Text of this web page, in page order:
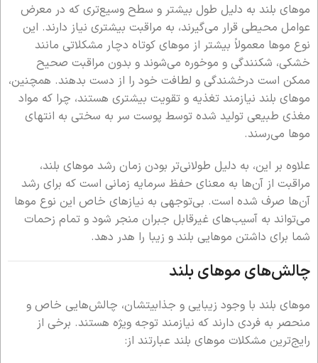
موهای بلند به دلیل طول بیشتر و سطح وسیع‌تری که در معرض
عوامل محیطی قرار می‌گیرند، به مراقبت بیشتری نیاز دارند. این
نوع موها معمولاً بیشتر از موهای کوتاه دچار مشکلاتی مانند
خشکی، شکنندگی و موخوره می‌شوند و بدون مراقبت صحیح
ممکن است درخشندگی و لطافت خود را از دست بدهند. همچنین،
موهای بلند نیازمند تغذیه و تقویت بیشتری هستند، چرا که مواد
مغذی طبیعی تولید شده توسط پوست سر به سختی به انتهای
موها می‌رسند.
علاوه بر این، به دلیل طولانی‌تر بودن زمان رشد موهای بلند،
مراقبت از آن‌ها به معنای حفظ سرمایه زمانی است که برای رشد
آن‌ها صرف شده است. بی‌توجهی به نیازهای خاص این نوع موها
می‌تواند به آسیب‌های غیرقابل جبران منجر شود و تمام زحمات
شما برای داشتن موهایی بلند و زیبا را هدر دهد.
چالش‌های موهای بلند
موهای بلند با وجود زیبایی و جذابیتشان، چالش‌هایی خاص و
منحصر به فردی دارند که نیازمند توجه ویژه هستند. برخی از
رایج‌ترین مشکلات موهای بلند عبارتند از: